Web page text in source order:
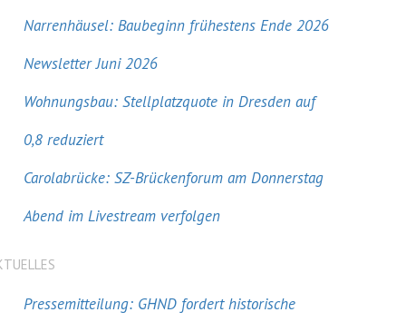
Narrenhäusel: Baubeginn frühestens Ende 2026
Newsletter Juni 2026
Wohnungsbau: Stellplatzquote in Dresden auf
0,8 reduziert
Carolabrücke: SZ-Brückenforum am Donnerstag
Abend im Livestream verfolgen
Pressemitteilung: GHND fordert historische